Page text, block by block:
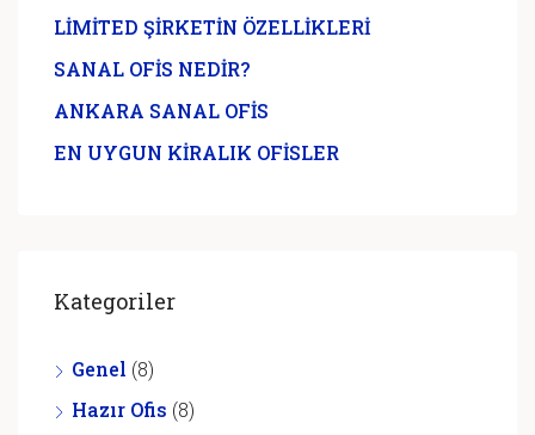
LİMİTED ŞİRKETİN ÖZELLİKLERİ
SANAL OFİS NEDİR?
ANKARA SANAL OFİS
EN UYGUN KİRALIK OFİSLER
Kategoriler
Genel (8)
Hazır Ofis (8)